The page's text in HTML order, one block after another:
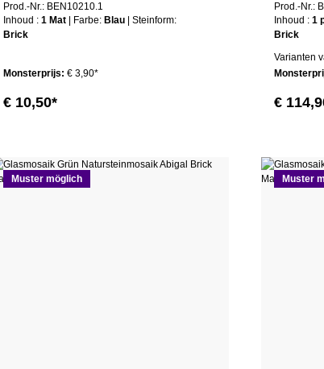
Prod.-Nr.: BEN10210.1
Inhoud : 1 Mat | Farbe: Blau
| Steinform:
Brick
Monsterprijs: € 3,90*
€ 10,50*
Prod.-Nr.:
Inhoud : 1
Brick
Varianten
€
Muster möglich Muster